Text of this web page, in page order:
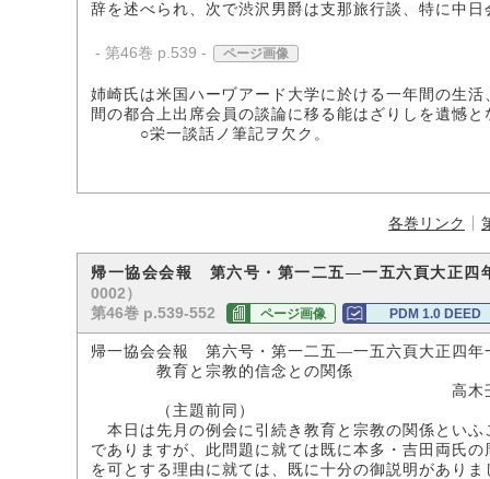
辞を述べられ、次で渋沢男爵は支那旅行談、特に中
- 第46巻 p.539 - ページ画像
姉崎氏は米国ハーヷアード大学に於ける一年間の生
間の都合上出席会員の談論に移る能はざりしを遺憾
○栄一談話ノ筆記ヲ欠ク。
各巻リンク
帰一協会会報 第六号・第一二五―一五六頁大正
0002）
第46巻 p.539-552
ページ画像 PDM 1.0 DEED
帰一協会会報 第六号・第一二五―一五六頁大正四年
教育と宗教的信念との関係
高木壬太
（主題前同）
本日は先月の例会に引続き教育と宗教の関係とい
でありますが、此問題に就ては既に本多・吉田両氏
を可とする理由に就ては、既に十分の御説明があり